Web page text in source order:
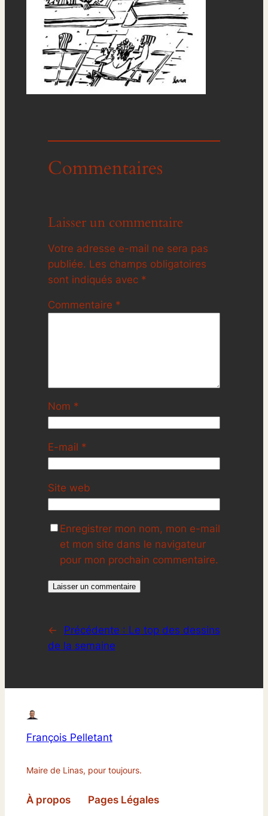
Commentaires
Laisser un commentaire
Votre adresse e-mail ne sera pas
publiée. Les champs obligatoires
sont indiqués avec *
Commentaire *
Nom *
E-mail *
Site web
Enregistrer mon nom, mon e-mail
et mon site dans le navigateur
pour mon prochain commentaire.
← Précédente : Le top des dessins
de la semaine
François Pelletant
Maire de Linas, pour toujours.
À propos Pages Légales